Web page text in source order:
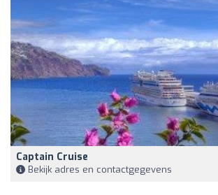
Captain Cruise
Bekijk adres en contactgegevens